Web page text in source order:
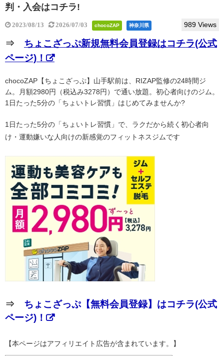
判・入会はコチラ!
2023/08/13 2026/07/03 chocoZAP 神奈川県 989 Views
⇒ ちょこざっぷ新規無料会員登録はコチラ(公式
ページ)！
chocoZAP【ちょこざっぷ】山手駅前は、RIZAP監修の24時間ジ
ム。月額2980円（税込み3278円）で通い放題。初心者向けのジム。
1日たった5分の「ちょいトレ習慣」はじめてみませんか?
1日たった5分の「ちょいトレ習慣」で、ラクだから続く初心者向
け・運動嫌いな人向けの新感覚のフィットネスジムです
⇒ ちょこざっぷ【無料会員登録】はコチラ(公式
ページ)！
【本ページはアフィリエイト広告が含まれています。】